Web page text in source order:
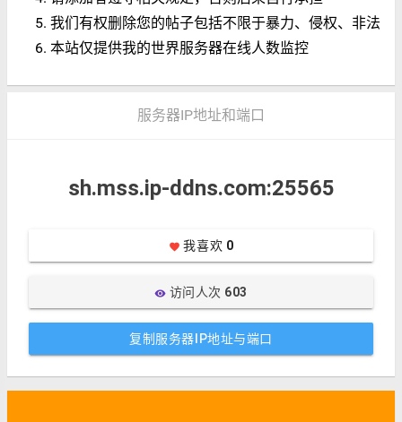
我们有权删除您的帖子包括不限于暴力、侵权、非法
本站仅提供我的世界服务器在线人数监控
服务器IP地址和端口
sh.mss.ip-ddns.com:25565
favorite 我喜欢 0
visibility访问人次 603
复制服务器IP地址与端口